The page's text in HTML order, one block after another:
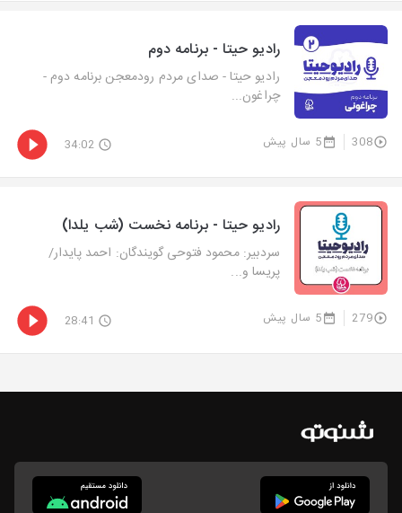
رادیو حیتا - برنامه دوم
رادیو حیتا - صدای مردم رودمعجن برنامه دوم -
چراغون...
308 5 سال پیش 34:02
رادیو حیتا - برنامه نخست (شب یلدا)
سردبیر: محمود فتوحی گویندگان: احمد پایدار/
پریسا و...
279 5 سال پیش 28:41